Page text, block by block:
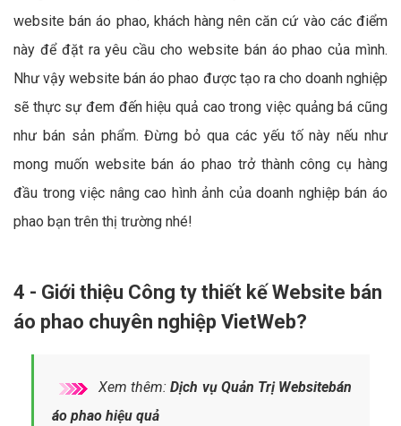
website bán áo phao, khách hàng nên căn cứ vào các điểm
này để đặt ra yêu cầu cho website bán áo phao của mình.
Như vậy website bán áo phao được tạo ra cho doanh nghiệp
sẽ thực sự đem đến hiệu quả cao trong việc quảng bá cũng
như bán sản phẩm. Đừng bỏ qua các yếu tố này nếu như
mong muốn website bán áo phao trở thành công cụ hàng
đầu trong việc nâng cao hình ảnh của doanh nghiệp bán áo
phao bạn trên thị trường nhé!
4 - Giới thiệu Công ty thiết kế Website bán
áo phao chuyên nghiệp VietWeb?
Xem thêm:Dịch vụ Quản Trị Websitebán
áo phao hiệu quả